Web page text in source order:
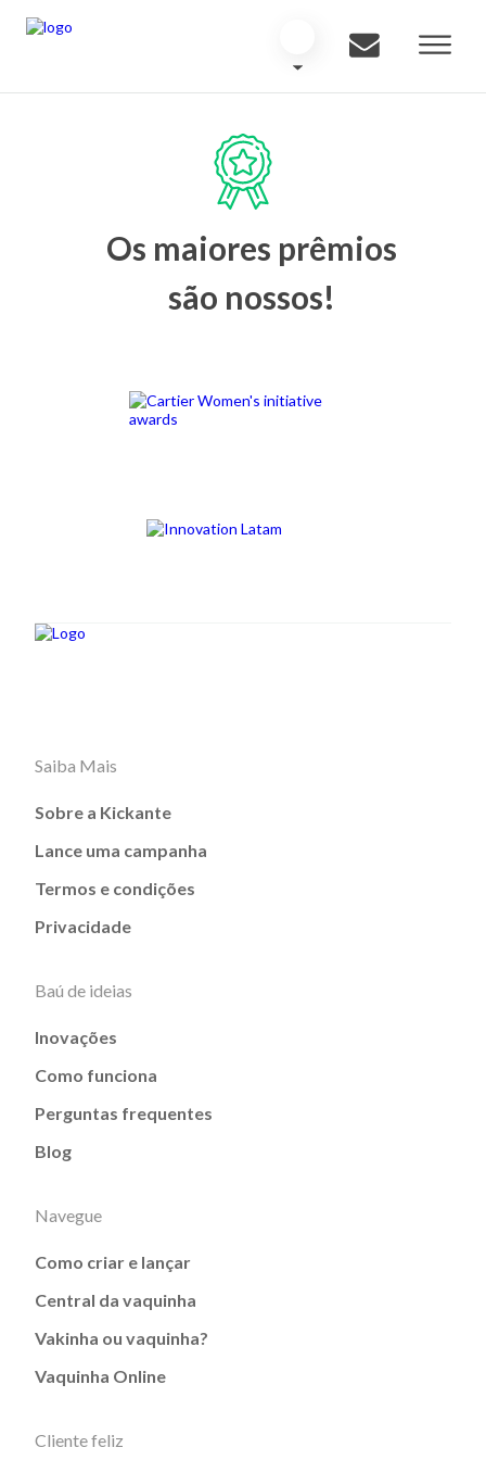
Os maiores prêmios
são nossos!
Saiba Mais
Sobre a Kickante
Lance uma campanha
Termos e condições
Privacidade
Baú de ideias
Inovações
Como funciona
Perguntas frequentes
Blog
Navegue
Como criar e lançar
Central da vaquinha
Vakinha ou vaquinha?
Vaquinha Online
Cliente feliz